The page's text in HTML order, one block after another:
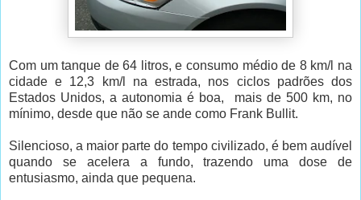
Com um tanque de 64 litros, e consumo médio de 8 km/l na
cidade e 12,3 km/l na estrada, nos ciclos padrões dos
Estados Unidos, a autonomia é boa, mais de 500 km, no
mínimo, desde que não se ande como Frank Bullit.
Silencioso, a maior parte do tempo civilizado, é bem audível
quando se acelera a fundo, trazendo uma dose de
entusiasmo, ainda que pequena.